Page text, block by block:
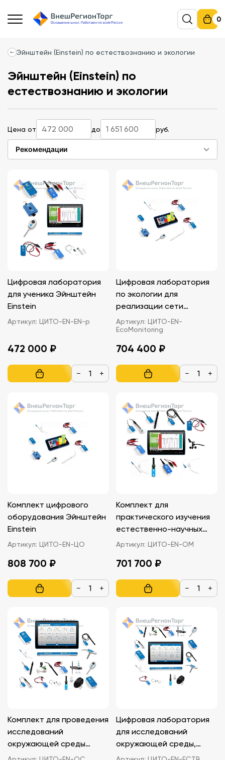
0
Эйнштейн (Einstein) по естествознанию и экологии
Эйнштейн (Einstein) по
естествознанию и экологии
Цена от до руб.
Рекомендации
Цифровая лаборатория
для ученика Эйнштейн
Einstein
Артикул: ЦИТО-EN-EN-p
472 000 ₽
− +
Цифровая лаборатория
по экологии для
реализации сети
школьного
экологического
Einstein
Артикул: ЦИТО-EN-
EcoMonitoring
704 400 ₽
− +
Комплект цифрового
оборудования Эйнштейн
Einstein
Артикул: ЦИТО-EN-ЦО
808 700 ₽
− +
Комплект для
практического изучения
естественно-научных
тем по предмету
Эйнштейн Einstein
Артикул: ЦИТО-EN-OM
701 700 ₽
− +
Комплект для проведения
исследований
окружающей среды
Эйнштейн Einstein
Цифровая лаборатория
для исследований
окружающей среды,
природных и